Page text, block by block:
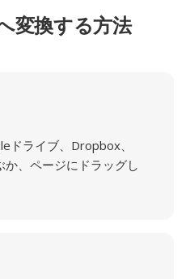
変換する方法
ドライブ、Dropbox、
、ページにドラッグし